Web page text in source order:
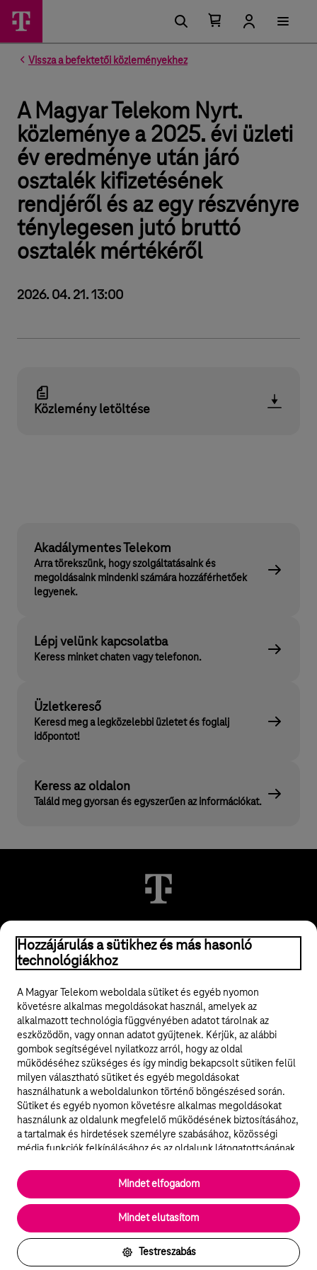
Vissza a befektetői közleményekhez
A Magyar Telekom Nyrt.
közleménye a 2025. évi üzleti
év eredménye után járó
osztalék kifizetésének
rendjéről és az egy részvényre
ténylegesen jutó bruttó
osztalék mértékéről
2026. 04. 21. 13:00
Közlemény letöltése
Akadálymentes Telekom
Arra törekszünk, hogy szolgáltatásaink és
megoldásaink mindenki számára hozzáférhetőek
legyenek.
Lépj velünk kapcsolatba
Keress minket chaten vagy telefonon.
Üzletkereső
Keresd meg a legközelebbi üzletet és foglalj
időpontot!
Keress az oldalon
Találd meg gyorsan és egyszerűen az információkat.
© 2026 Magyar Telekom Nyrt.
ÁSZF
Adatvédelem
Felhívások
Közösségi média
Cookie beállítások
English
Vissza az oldal tetejére
Hozzájárulás a sütikhez és más hasonló
technológiákhoz
A Magyar Telekom weboldala sütiket és egyéb nyomon
követésre alkalmas megoldásokat használ, amelyek az
alkalmazott technológia függvényében adatot tárolnak az
eszközödön, vagy onnan adatot gyűjtenek. Kérjük, az alábbi
gombok segítségével nyilatkozz arról, hogy az oldal
működéséhez szükséges és így mindig bekapcsolt sütiken felül
milyen választható sütiket és egyéb megoldásokat
használhatunk a weboldalunkon történő böngészésed során.
Sütiket és egyéb nyomon követésre alkalmas megoldásokat
használunk az oldalunk megfelelő működésének biztosításához,
a tartalmak és hirdetések személyre szabásához, közösségi
média funkciók felkínálásához és az oldalunk látogatottságának
elengedhetetlenek a weboldal működéséhez és nem lehet
kikapcsolni őket a weboldal látogatása során rendszerünkből. A
statisztikai, vagy marketing célú sütik segítségével bizonyos
esetekben az oldalhasználattal kapcsolatos információkat is
megosztjuk hirdetési és elemzési szolgáltatásokat nyújtó
partnereinkkel.
Részletes sütitájékoztató/Partnerek
Testreszabás
Mindet elutasítom
Mindet elfogadom